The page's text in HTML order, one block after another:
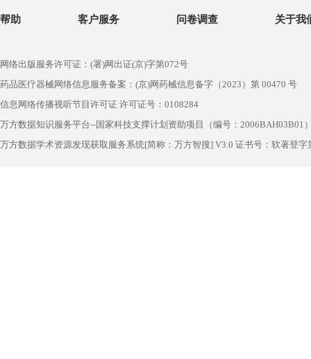
帮助 客户服务 问卷调查 关于我
网络出版服务许可证：(署)网出证(京)字第072号
药品医疗器械网络信息服务备案：(京)网药械信息备字（2023）第 00470 号
信息网络传播视听节目许可证 许可证号：0108284
万方数据知识服务平台--国家科技支撑计划资助项目（编号：2006BAH03B01
万方数据学术资源发现获取服务系统[简称：万方智搜] V3.0 证书号：软著登字